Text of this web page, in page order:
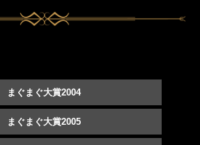
まぐまぐ大賞2004
まぐまぐ大賞2005